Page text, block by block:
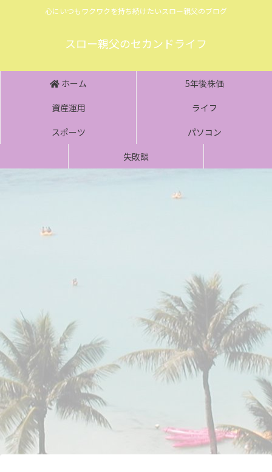
心にいつもワクワクを持ち続けたいスロー親父のブログ
スロー親父のセカンドライフ
ホーム
5年後株価
資産運用
ライフ
スポーツ
パソコン
失敗談